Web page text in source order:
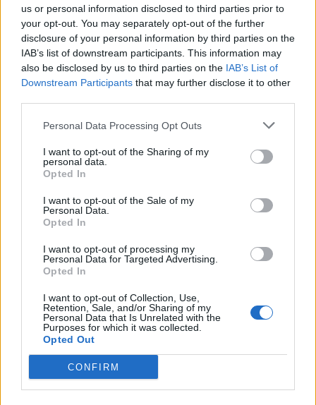
us or personal information disclosed to third parties prior to
your opt-out. You may separately opt-out of the further
disclosure of your personal information by third parties on the
IAB’s list of downstream participants. This information may
also be disclosed by us to third parties on the IAB’s List of
Downstream Participants that may further disclose it to other
Personal Data Processing Opt Outs
I want to opt-out of the Sharing of my
personal data.
Opted In
I want to opt-out of the Sale of my
Personal Data.
Opted In
I want to opt-out of processing my
Personal Data for Targeted Advertising.
Opted In
I want to opt-out of Collection, Use,
Retention, Sale, and/or Sharing of my
Personal Data that Is Unrelated with the
Purposes for which it was collected.
Opted Out
CONFIRM
V Izraeli si toho člověk všimne skoro okamžitě. Lidé tam
komunikují humorem i v běžných situacích. Dělají si
legraci ze svých rodin, politiky i vlastních stereotypů.
Často velmi rychle, hlasitě a někdy i uprostřed hádky.
Člověk má někdy pocit, že i fronta na kávu je tak trochu
permanentním strachem. A místo toho narazí na
lidé až příliš dobře uvědomovali, že život je křehký - a
právě proto ho nehodlají prožít celý ve smrtelně vážné
Židé mají jednu slavnou třívětou zkratku vlastních dějin:
„Pokusili se nás zničit.
Přežili jsme.
Pojďme se najíst.“
Je v tom vlastně všechno. Tragédie i vzdor. A hlavně
schopnost sednout si po katastrofě ke stolu a
pokračovat dál.
Pojďme se od nich učit.